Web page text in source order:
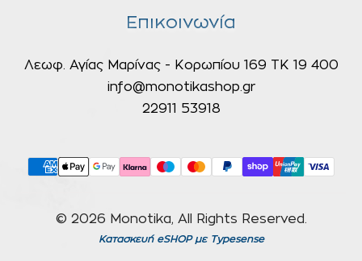
Επικοινωνία
Λεωφ. Αγίας Μαρίνας - Κορωπίου 169 ΤΚ 19 400
info@monotikashop.gr
22911 53918
© 2026 Monotika, All Rights Reserved.
Κατασκευή eSHOPμε Typesense